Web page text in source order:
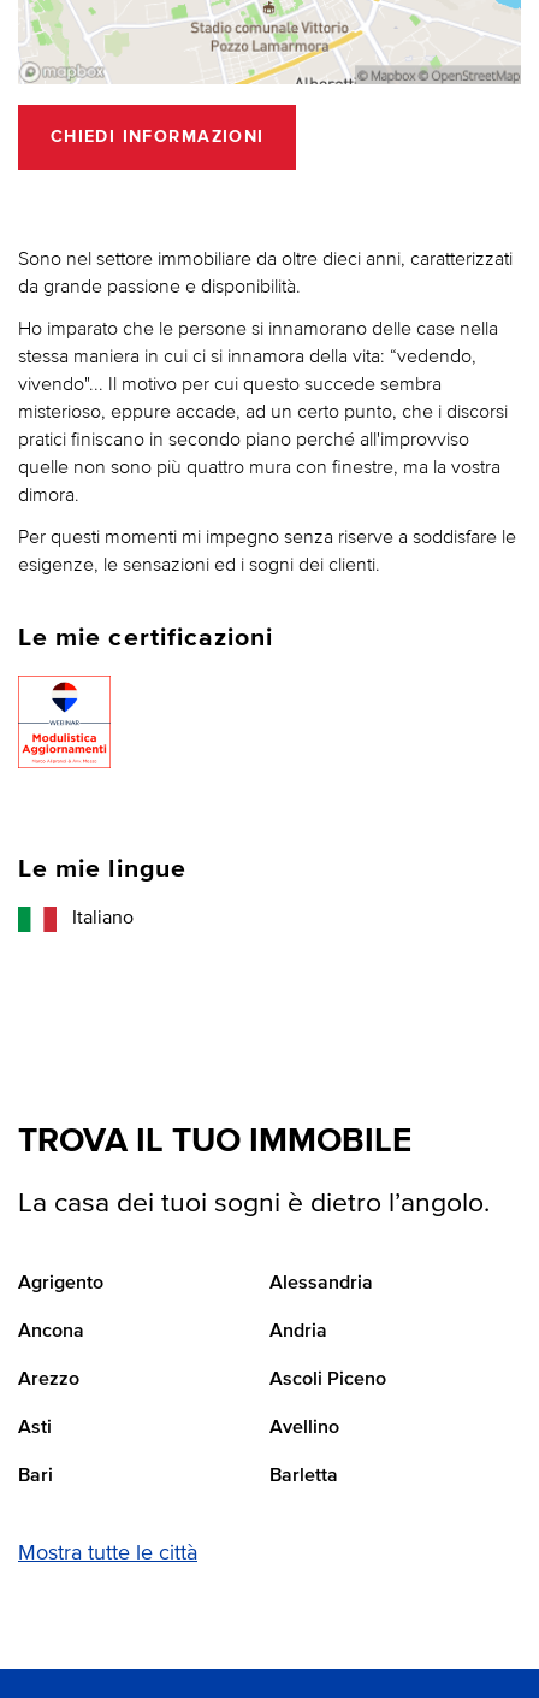
CHIEDI INFORMAZIONI
Sono nel settore immobiliare da oltre dieci anni, caratterizzati
da grande passione e disponibilità.
Ho imparato che le persone si innamorano delle case nella
stessa maniera in cui ci si innamora della vita: “vedendo,
vivendo"... Il motivo per cui questo succede sembra
misterioso, eppure accade, ad un certo punto, che i discorsi
pratici finiscano in secondo piano perché all'improvviso
quelle non sono più quattro mura con finestre, ma la vostra
dimora.
Per questi momenti mi impegno senza riserve a soddisfare le
esigenze, le sensazioni ed i sogni dei clienti.
Le mie certificazioni
Le mie lingue
Italiano
TROVA IL TUO IMMOBILE
La casa dei tuoi sogni è dietro l’angolo.
Agrigento Alessandria
Ancona Andria
Arezzo Ascoli Piceno
Asti Avellino
Bari Barletta
Mostra tutte le città